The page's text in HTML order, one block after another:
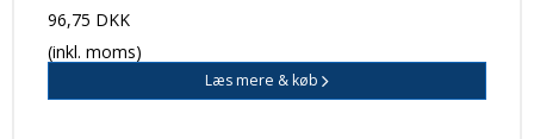
96,75 DKK
(inkl. moms)
Læs mere & køb